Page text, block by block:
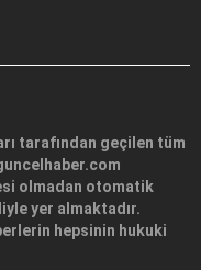
tarafından geçilen tüm
olmadan otomatik
yer almaktadır.
hepsinin hukuki